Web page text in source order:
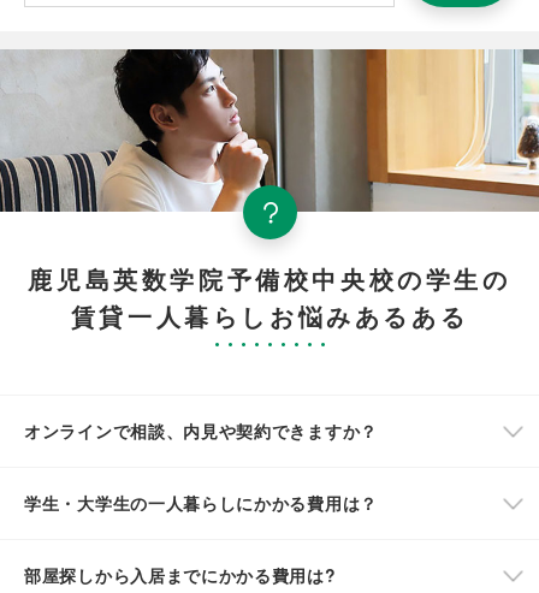
鹿児島英数学院予備校中央校の学生の
賃貸一人暮らしお悩みあるある
オンラインで相談、内見や契約できますか？
学生・大学生の一人暮らしにかかる費用は？
部屋探しから入居までにかかる費用は?